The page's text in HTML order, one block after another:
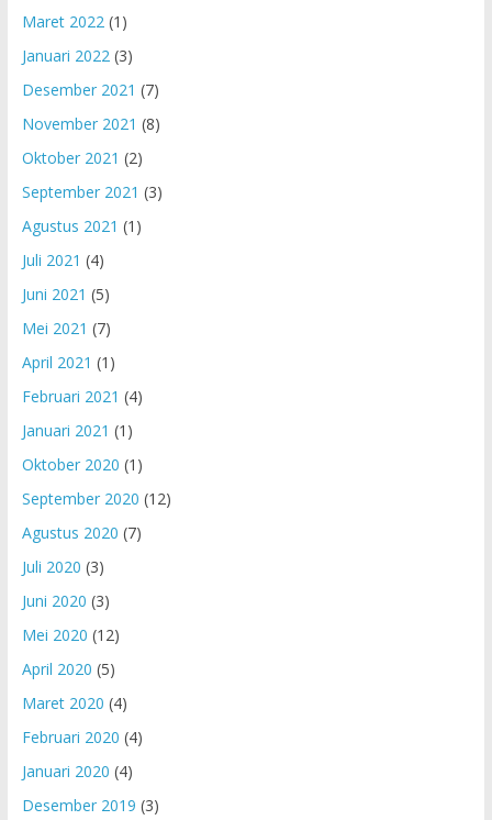
Maret 2022(1)
Januari 2022(3)
Desember 2021 (7)
November 2021 (8)
Oktober 2021 (2)
September 2021 (3)
Agustus 2021 (1)
Juli 2021 (4)
Juni 2021 (5)
Mei 2021 (7)
April 2021 (1)
Februari 2021 (4)
Januari 2021 (1)
Oktober 2020 (1)
September 2020 (12)
Agustus 2020 (7)
Juli 2020 (3)
Juni 2020 (3)
Mei 2020 (12)
April 2020 (5)
Maret 2020 (4)
Februari 2020 (4)
Januari 2020 (4)
Desember 2019 (3)